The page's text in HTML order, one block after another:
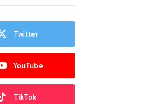
Twitter
YouTube
TikTok